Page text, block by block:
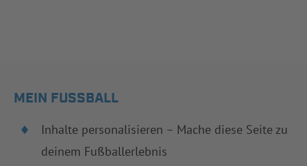
MEIN FUSSBALL
Inhalte personalisieren – Mache diese Seite zu
deinem Fußballerlebnis